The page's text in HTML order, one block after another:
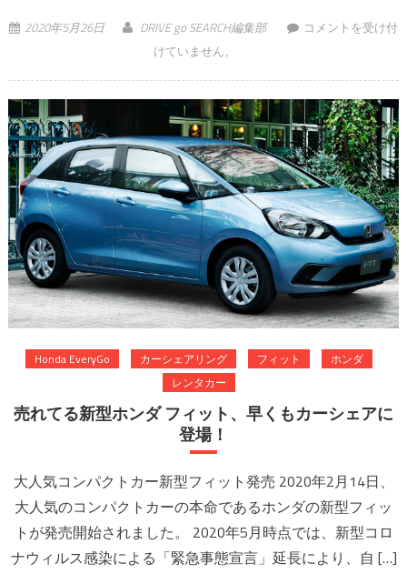
2020年5月26日 DRIVE go SEARCH編集部
トヨタ ヤリスが絶
コメントを受け付
けていません。
Honda EveryGo カーシェアリング フィット
ホンダ
レンタカー
売れてる新型ホンダ フィット、早くもカーシェアに
登場！
大人気コンパクトカー新型フィット発売 2020年2月14日、
大人気のコンパクトカーの本命であるホンダの新型フィッ
トが発売開始されました。 2020年5月時点では、新型コロ
ナウィルス感染による「緊急事態宣言」延長により、自 […]